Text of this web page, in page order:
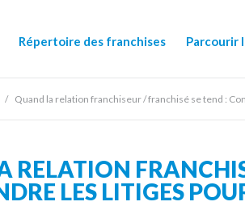
Répertoire des franchises Parcourir
Quand la relation franchiseur / franchisé se tend :
RELATION
LES LITIGES